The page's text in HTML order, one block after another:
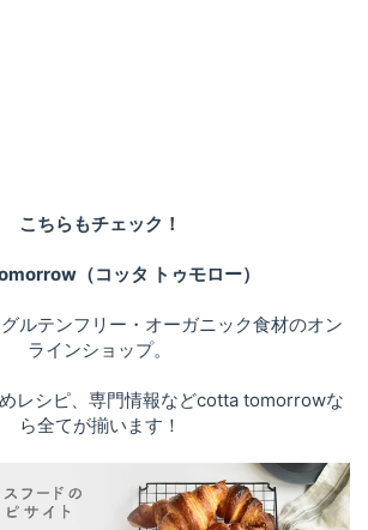
こちらもチェック！
（コッタ トゥモロー）
ルテンフリー・オーガニック食材のオン
ラインショップ。
レシピ、専門情報などcotta tomorrowな
ら全てが揃います！